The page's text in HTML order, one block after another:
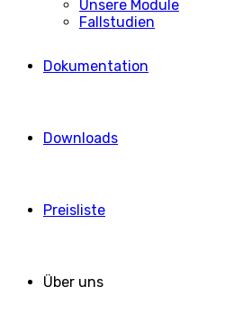
Unsere Module
Fallstudien
Dokumentation
Downloads
Preisliste
Über uns